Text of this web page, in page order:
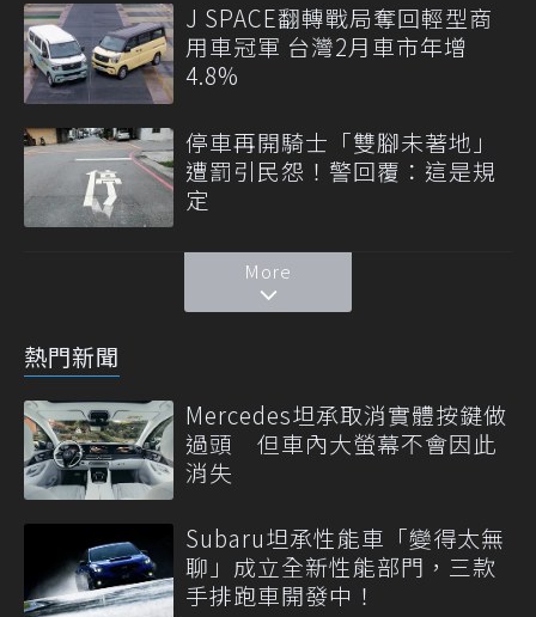
J SPACE翻轉戰局奪回輕型商
用車冠軍 台灣2月車市年增
4.8%
停車再開騎士「雙腳未著地」
遭罰引民怨！警回覆：這是規
定
More
熱門新聞
Mercedes坦承取消實體按鍵做
過頭 但車內大螢幕不會因此
消失
Subaru坦承性能車「變得太無
聊」成立全新性能部門，三款
手排跑車開發中！